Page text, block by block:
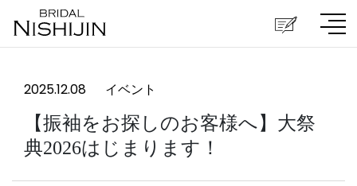
2025.12.08 イベント
【振袖をお探しのお客様へ】大祭
典2026はじまります！